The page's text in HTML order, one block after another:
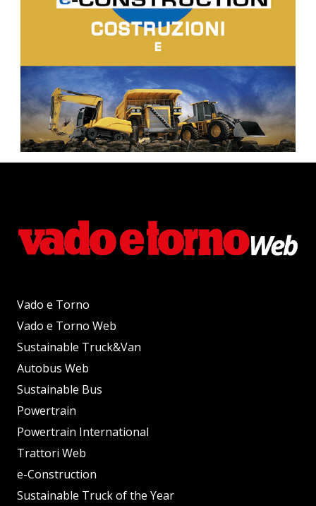
Vado e Torno
Vado e Torno Web
Sustainable Truck&Van
Autobus Web
Sustainable Bus
Powertrain
Powertrain International
Trattori Web
e-Construction
Sustainable Truck of the Year